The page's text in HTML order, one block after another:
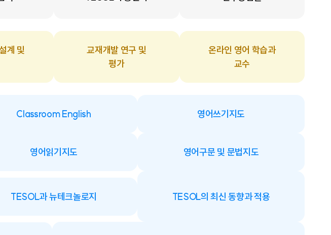
계 및
교재개발 연구 및
평가
온라인 영어 학습과
교수
Classroom English 영어쓰기지도
영어읽기지도 영어구문 및 문법지도
TESOL과 뉴테크놀로지 TESOL의 최신 동향과 적용